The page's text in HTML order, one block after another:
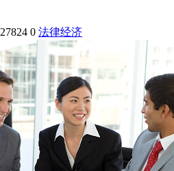
27824 0 法律经济